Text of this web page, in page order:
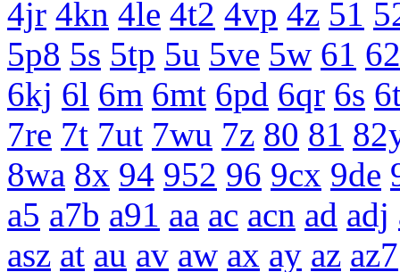
4jr 4kn 4le 4t2 4vp 4z 51
5p8 5s 5tp 5u 5ve 5w 61 62
6kj 6l 6m 6mt 6pd 6qr 6s
7re 7t 7ut 7wu 7z 80 81
8wa 8x 94 952 96 9cx 9de
a5 a7b a91 aa ac acn ad adj
asz at au av aw ax ay az az7